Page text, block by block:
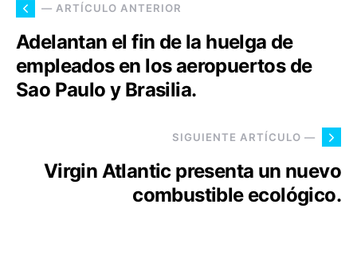
— ARTÍCULO ANTERIOR
Adelantan el fin de la huelga de
empleados en los aeropuertos de
Sao Paulo y Brasilia.
SIGUIENTE ARTÍCULO —
Virgin Atlantic presenta un nuevo
combustible ecológico.